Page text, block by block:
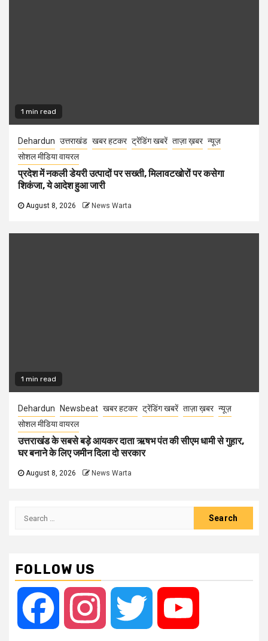
1 min read
Dehardun उत्तराखंड खबर हटकर ट्रेंडिंग खबरें ताज़ा ख़बर न्यूज़
सोशल मीडिया वायरल
प्रदेश में नकली डेयरी उत्पादों पर सख्ती, मिलावटखोरों पर कसेगा
शिकंजा, ये आदेश हुआ जारी
August 8, 2026 News Warta
1 min read
Dehardun Newsbeat खबर हटकर ट्रेंडिंग खबरें ताज़ा ख़बर न्यूज़
सोशल मीडिया वायरल
उत्तराखंड के सबसे बड़े आयकर दाता ऋषभ पंत की सीएम धामी से गुहार,
घर बनाने के लिए जमीन दिला दो सरकार
August 8, 2026 News Warta
Search
FOLLOW US
Facebook Instagram Twitter